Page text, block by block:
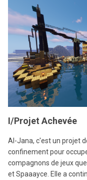
I/Projet Achevée
Al-Jana, c'est un projet
confinement pour
compagnons de jeux
et Spaaayce. Elle a